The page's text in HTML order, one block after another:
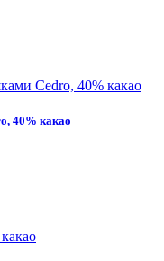
40% какао